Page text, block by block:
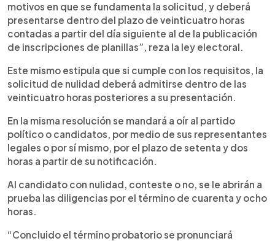
motivos en que se fundamenta la solicitud, y deberá
presentarse dentro del plazo de veinticuatro horas
contadas a partir del día siguiente al de la publicación
de inscripciones de planillas”, reza la ley electoral.
Este mismo estipula que si cumple con los requisitos, la
solicitud de nulidad deberá admitirse dentro de las
veinticuatro horas posteriores a su presentación.
En la misma resolución se mandará a oír al partido
político o candidatos, por medio de sus representantes
legales o por sí mismo, por el plazo de setenta y dos
horas a partir de su notificación.
Al candidato con nulidad, conteste o no, se le abrirán a
prueba las diligencias por el término de cuarenta y ocho
horas.
“Concluido el término probatorio se pronunciará